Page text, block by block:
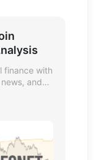
finance with
and